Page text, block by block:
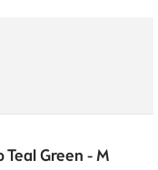
Teal Green - M